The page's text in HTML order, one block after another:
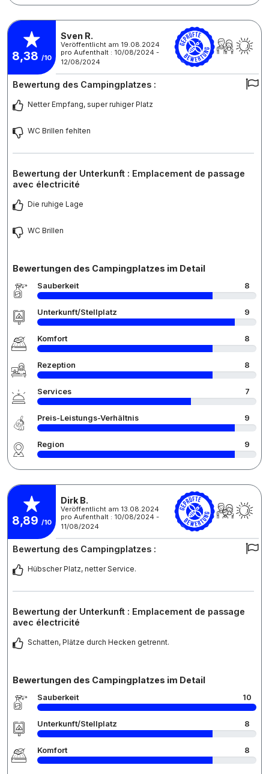
8,38 /10
Sven R.
Veröffentlicht am 19.08.2024
pro Aufenthalt : 10/08/2024 -
12/08/2024
Bewertung des Campingplatzes :
Netter Empfang, super ruhiger Platz
WC Brillen fehlten
Bewertung der Unterkunft : Emplacement de passage
avec électricité
Die ruhige Lage
WC Brillen
Bewertungen des Campingplatzes im Detail
Sauberkeit 8
Unterkunft/Stellplatz 9
Komfort 8
Rezeption 8
Services 7
Preis-Leistungs-Verhältnis 9
Region 9
8,89 /10
Dirk B.
Veröffentlicht am 13.08.2024
pro Aufenthalt : 10/08/2024 -
11/08/2024
Bewertung des Campingplatzes :
Hübscher Platz, netter Service.
Bewertung der Unterkunft : Emplacement de passage
avec électricité
Schatten, Plätze durch Hecken getrennt.
Bewertungen des Campingplatzes im Detail
Sauberkeit 10
Unterkunft/Stellplatz 8
Komfort 8